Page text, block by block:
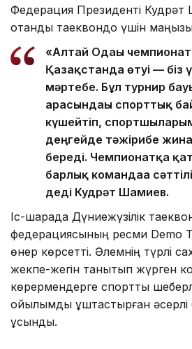
Федерация Президенті
отандық таеквондо үшін
«Алтай Одағы
Қазақстанда өтуі — біз
мәртебе. Бұл турнир
арасындағы спорттық
күшейтіп,
деңгейде тәжірибе
береді. Чемпионатқа
барлық командаға
деді Кудрәт Шамиев.
Іс-шарада Дүниежүзілік
федерациясының ресми Demo
өнер көрсетті. Әлемнің түрлі
жекпе-жегін танытып жүрген
көрермендерге спорттық
қойылымды ұштастырған әсерлі
ұсынды.